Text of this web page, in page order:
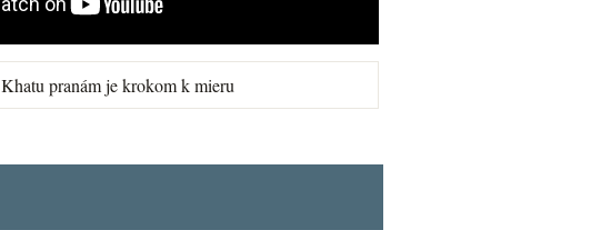
Khatu pranám je krokom k mieru